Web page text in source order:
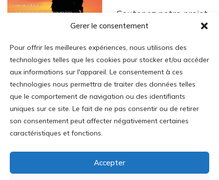
Gerer le consentement
Pour offrir les meilleures expériences, nous utilisons des
technologies telles que les cookies pour stocker et/ou accéder
aux informations sur l'appareil. Le consentement à ces
technologies nous permettra de traiter des données telles
que le comportement de navigation ou des identifiants
uniques sur ce site. Le fait de ne pas consentir ou de retirer
son consentement peut affecter négativement certaines
caractéristiques et fonctions.
Accepter
Soutenez notre projet
Login
Mon Compte